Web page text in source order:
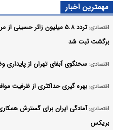
مهمترین اخبار
اقتصادی:
تردد ۵.۸ میلیون زائر
برگشت ثبت شد
اقتصادی: سخنگوی آبفای تهران از
اقتصادی: بهره گیری حداکثری از ظرفیت
اقتصادی: آمادگی ایران برای گسترش
بریکس